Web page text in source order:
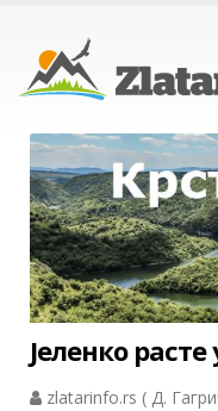
Јеленко
zlatarinfo.rs ( Д.